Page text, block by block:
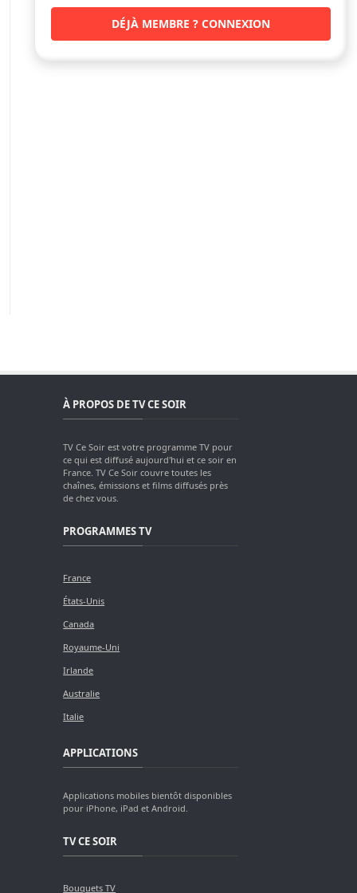
DÉJÀ MEMBRE ? CONNEXION
À PROPOS DE TV CE SOIR
TV Ce Soir est votre programme TV pour
ce qui est diffusé aujourd'hui et ce soir en
France. TV Ce Soir couvre toutes les
chaînes, émissions et films diffusés près
de chez vous.
PROGRAMMES TV
France
États-Unis
Canada
Royaume-Uni
Irlande
Australie
Italie
APPLICATIONS
Applications mobiles bientôt disponibles
pour iPhone, iPad et Android.
TV CE SOIR
Bouquets TV